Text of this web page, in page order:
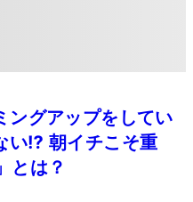
ングアップをしてい
い⁉ 朝イチこそ重
とは？